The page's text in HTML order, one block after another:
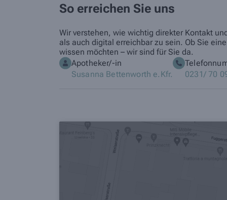
So erreichen Sie uns
Wir verstehen, wie wichtig direkter Kontakt
als auch digital erreichbar zu sein. Ob Sie
wissen möchten – wir sind für Sie da.
Apotheker/-in
Susanna Bettenworth e.Kfr.
0231/ 70